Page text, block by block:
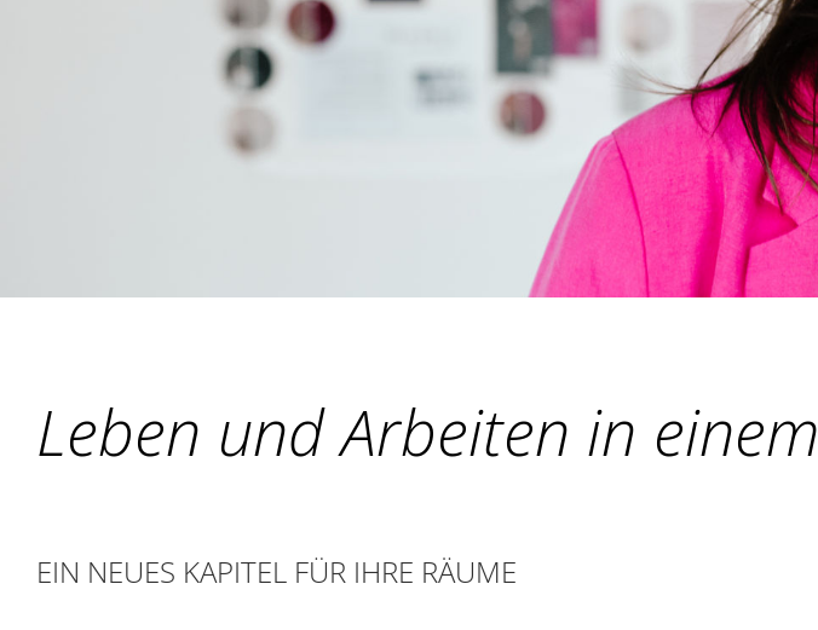
Leben und Arbeiten in einem
EIN NEUES KAPITEL FÜR IHRE RÄUME